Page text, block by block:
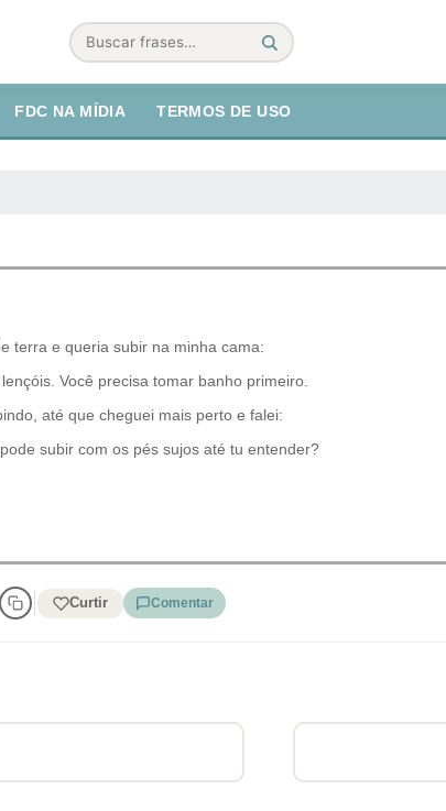
Buscar
FDC NA MÍDIA TERMOS DE USO
terra e queria subir na minha cama:
Você precisa tomar banho primeiro.
até que cheguei mais perto e falei:
subir com os pés sujos até tu entender?
Curtir Comentar